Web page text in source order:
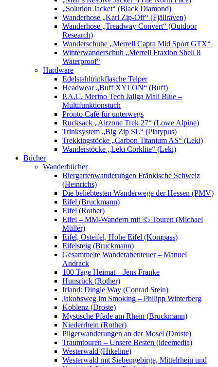
„Solution Jacket“ (Black Diamond)
Wanderhose „Karl Zip-Off“ (Fjällräven)
Wanderhose „Treadway Convert“ (Outdoor
Research)
Wanderschuhe „Merrell Capra Mid Sport GTX“
Winterwanderschuh „Merrell Fraxion Shell 8
Waterproof“
Hardware
Edelstahltrinkflasche Telper
Headwear „Buff XYLON“ (Buff)
P.A.C. Merino Tech Jallga Mali Blue –
Multifunktionstuch
Pronto Café für unterwegs
Rucksack „Airzone Trek 27“ (Lowe Alpine)
Trinksystem „Big Zip SL“ (Platypus)
Trekkingstöcke „Carbon Titanium AS“ (Leki)
Wanderstöcke „Leki Corklite“ (Leki)
Bücher
Wanderbücher
Biergartenwanderungen Fränkische Schweiz
(Heinrichs)
Die beliebtesten Wanderwege der Hessen (PMV)
Eifel (Bruckmann)
Eifel (Rother)
Eifel – MM-Wandern mit 35 Touren (Michael
Müller)
Eifel, Osteifel, Hohe Eifel (Kompass)
Eifelsteig (Bruckmann)
Gesammelte Wanderabenteuer – Manuel
Andrack
100 Tage Heimat – Jens Franke
Hunsrück (Rother)
Irland: Dingle Way (Conrad Stein)
Jakobsweg im Smoking – Philipp Winterberg
Koblenz (Droste)
Mystische Pfade am Rhein (Bruckmann)
Niederrhein (Rother)
Pilgerwanderungen an der Mosel (Droste)
Traumtouren – Unsere Besten (ideemedia)
Westerwald (Hikeline)
Westerwald mit Siebengebirge, Mittelrhein und